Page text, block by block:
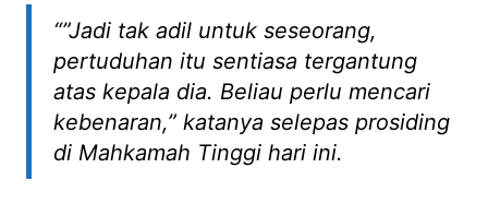
“”Jadi tak adil untuk seseorang,
pertuduhan itu sentiasa tergantung
atas kepala dia. Beliau perlu mencari
kebenaran,” katanya selepas prosiding
di Mahkamah Tinggi hari ini.